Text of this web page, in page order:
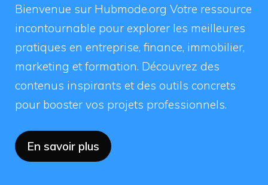
Bienvenue sur Hubmode.org Votre ressource
incontournable pour explorer les meilleures
pratiques en entreprise, finance, immobilier,
marketing et formation. Découvrez des
contenus inspirants et des outils concrets
pour booster vos projets professionnels.
En savoir plus